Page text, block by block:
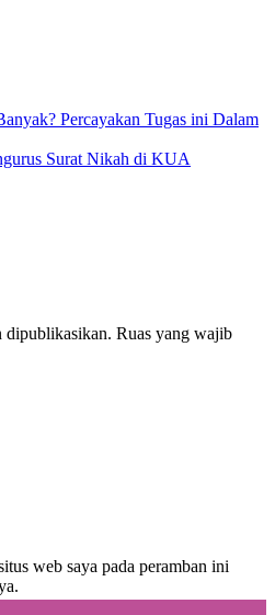
Percayakan Tugas ini Dalam
Surat Nikah di KUA
dipublikasikan. Ruas yang wajib
web saya pada peramban ini